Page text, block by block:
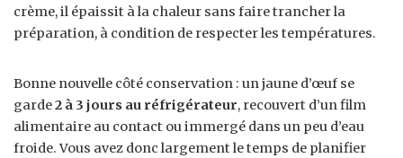
crème, il épaissit à la chaleur sans faire trancher la
préparation, à condition de respecter les températures.
Bonne nouvelle côté conservation : un jaune d’œuf se
garde2 à 3 jours au réfrigérateur, recouvert d’un film
alimentaire au contact ou immergé dans un peu d’eau
froide. Vous avez donc largement le temps de planifier